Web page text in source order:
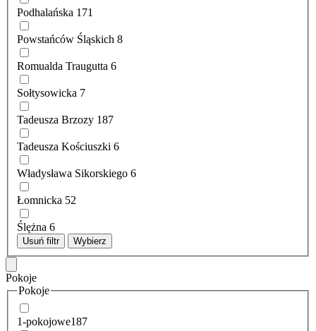
Podhalańska 171
Powstańców Śląskich 8
Romualda Traugutta 6
Sołtysowicka 7
Tadeusza Brzozy 187
Tadeusza Kościuszki 6
Władysława Sikorskiego 6
Łomnicka 52
Ślężna 6
Usuń filtr Wybierz
Pokoje
Pokoje
1-pokojowe187